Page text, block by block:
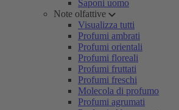
Saponi uomo
Note olfattive
Visualizza tutti
Profumi ambrati
Profumi orientali
Profumi floreali
Profumi fruttati
Profumi freschi
Molecola di profumo
Profumi agrumati